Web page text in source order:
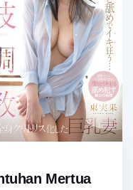
Mertua